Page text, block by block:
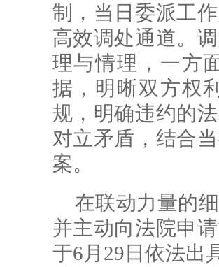
制，当日委派工
高效调处通道。
理与情理，一方
据，明晰双方权
规，明确违约的
对立矛盾，结合
案。
在联动力量的
并主动向法院申
于6月29日依法出